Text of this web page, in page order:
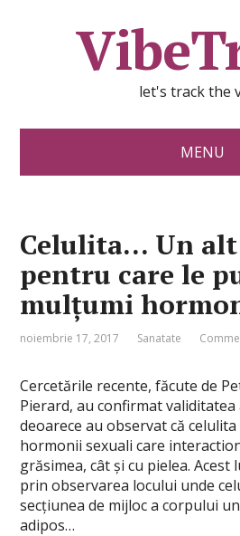
let's track the
MENU
Celulita… Un
pentru care le
mulțumi
noiembrie 17, 2017 Sanatate
Cercetările recente, făcute de
Pierard, au confirmat
deoarece au observat că
hormonii sexuali care
grăsimea, cât și cu pielea.
prin observarea locului unde
secțiunea de mijloc a corpului
adipos…